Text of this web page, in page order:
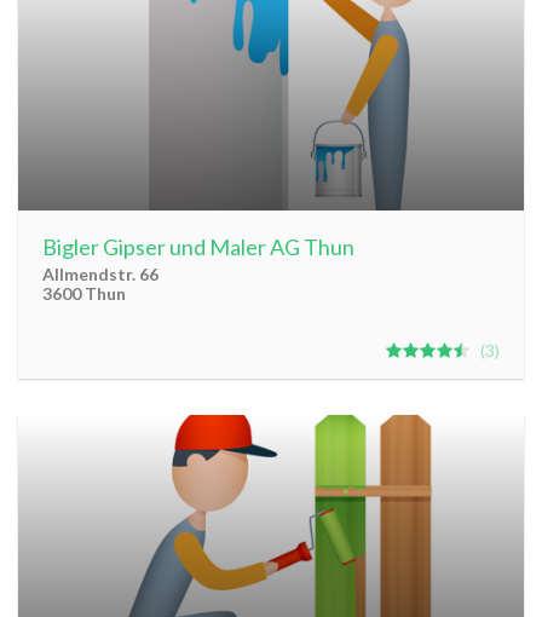
Bigler Gipser und Maler AG Thun
Allmendstr. 66
3600 Thun
3